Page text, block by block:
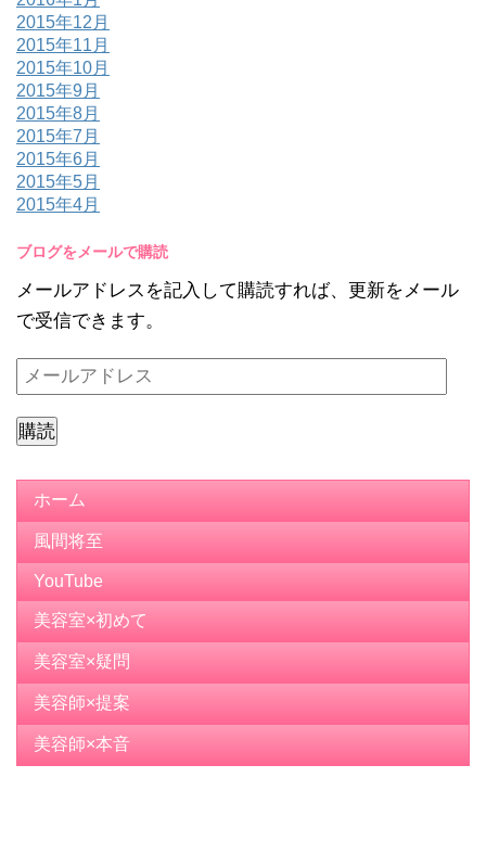
2015年12月
2015年11月
2015年10月
2015年9月
2015年8月
2015年7月
2015年6月
2015年5月
2015年4月
ブログをメールで購読
メールアドレスを記入して購読すれば、更新をメール
で受信できます。
メ
ル
レ
ス
ホーム
風間将至
YouTube
美容室×初めて
美容室×疑問
美容師×提案
美容師×本音